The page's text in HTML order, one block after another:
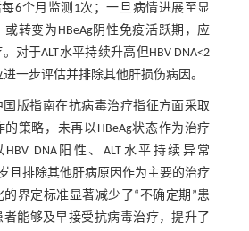
每6个月监测1次；一旦病情进展至显
转变为HBeAg阴性免疫活跃期，应
对于ALT水平持续升高但HBV DNA<2
一步评估并排除其他肝损伤病因。
国版指南在抗病毒治疗指征方面采取
的策略，未再以HBeAg状态作为治疗
DNA阳性、ALT水平持续异常
岁且排除其他肝病原因作为主要的治疗
界定标准显著减少了“不确定期”患
能够及早接受抗病毒治疗，提升了